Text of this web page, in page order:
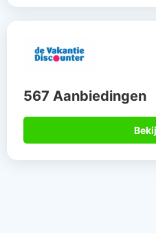
567 Aanbiedingen